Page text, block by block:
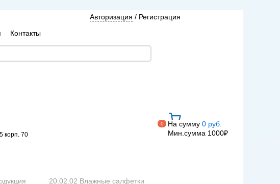
Контакты
Авторизация / Регистрация
корп. 70
0 На сумму 0 руб.
Мин.сумма 1000₽
20.02.02 Влажные салфетки